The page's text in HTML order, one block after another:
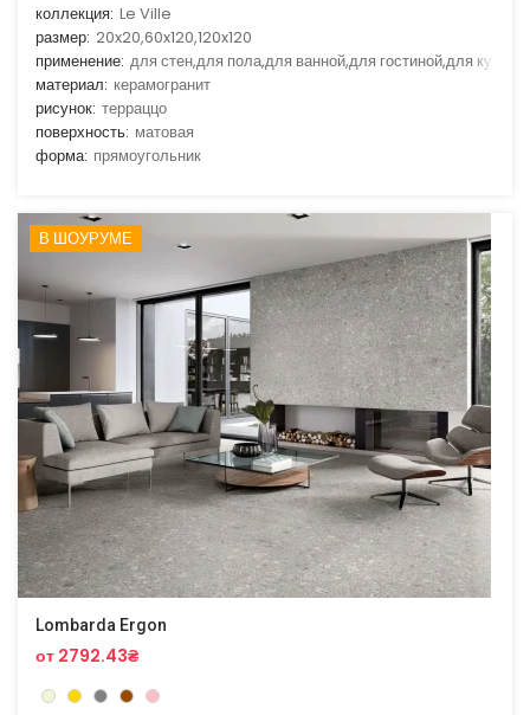
коллекция: Le Ville
размер: 20x20,60x120,120x120
применение: для стен,для пола,для ванной,для гостиной,для кухни
материал: керамогранит
рисунок: терраццо
поверхность: матовая
форма: прямоугольник
В ШОУРУМЕ
Lombarda Ergon
от 2792.43₴